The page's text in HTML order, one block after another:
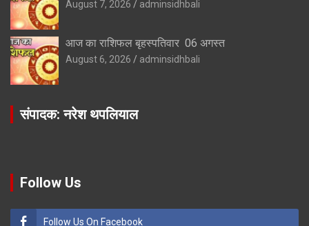
August 7, 2026 adminsidhbali
आज का राशिफल बृहस्पतिवार 06 अगस्त
August 6, 2026 adminsidhbali
संपादक: नरेश थपलियाल
Follow Us
Follow Us On Facebook